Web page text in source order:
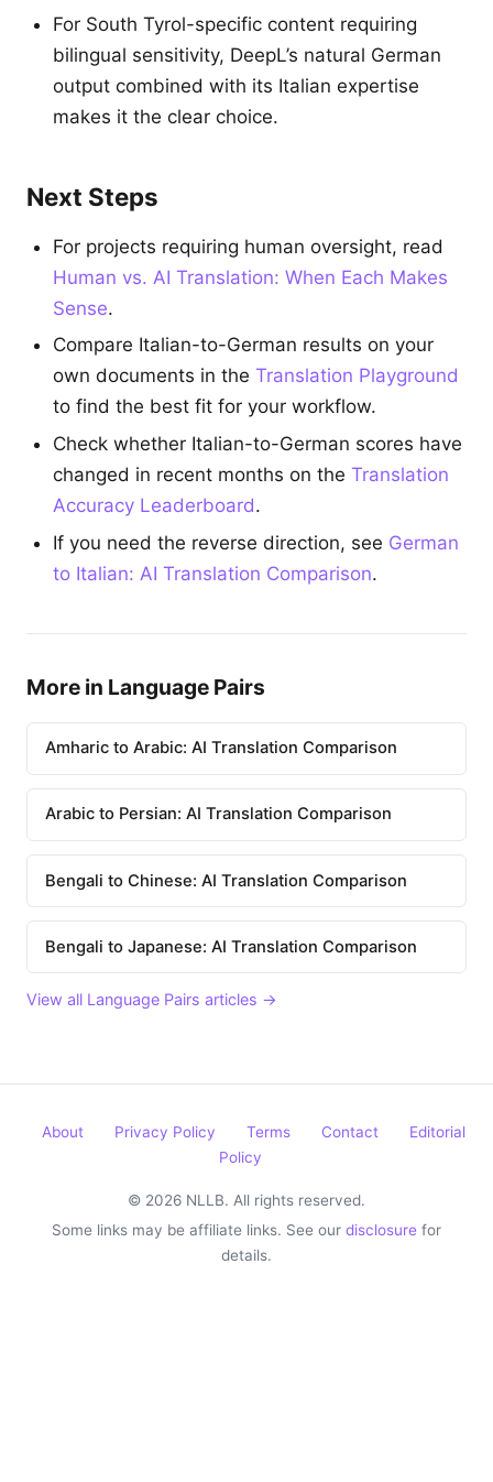
For South Tyrol-specific content requiring
bilingual sensitivity, DeepL’s natural German
output combined with its Italian expertise
makes it the clear choice.
Next Steps
For projects requiring human oversight, read
Human vs. AI Translation: When Each Makes
Sense.
Compare Italian-to-German results on your
own documents in the Translation Playground
to find the best fit for your workflow.
Check whether Italian-to-German scores have
changed in recent months on the Translation
Accuracy Leaderboard.
If you need the reverse direction, see German
to Italian: AI Translation Comparison.
More in Language Pairs
Amharic to Arabic: AI Translation Comparison
Arabic to Persian: AI Translation Comparison
Bengali to Chinese: AI Translation Comparison
Bengali to Japanese: AI Translation Comparison
View all Language Pairs articles →
About Privacy Policy Terms Contact
Editorial
Policy
© 2026 NLLB. All rights reserved.
Some links may be affiliate links. See our disclosure for
details.